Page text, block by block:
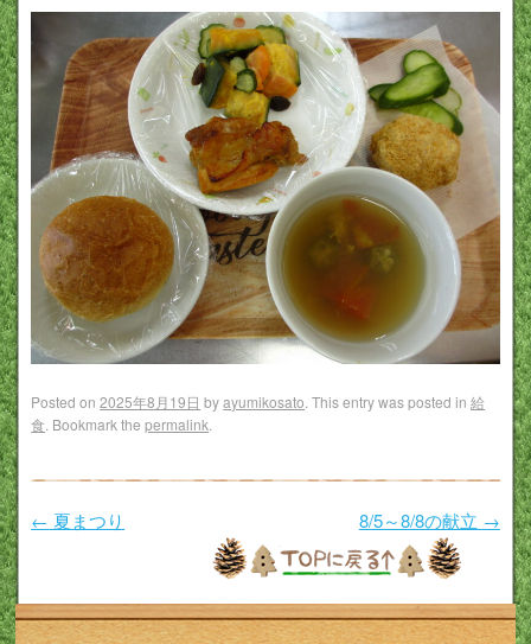
Posted on2025年8月19日 byayumikosato . This entry was posted in給
食 . Bookmark thepermalink
Post navigation
← 夏まつり 8/5～8/8の献立 →